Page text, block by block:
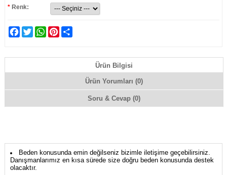
* Renk:
Facebook
TwitterWhatsAppPinterest
Ürün Bilgisi
Ürün Yorumları (0)
Soru & Cevap (0)
Beden konusunda emin değilseniz bizimle iletişime geçebilirsiniz.
Danışmanlarımız en kısa sürede size doğru beden konusunda destek
olacaktır.